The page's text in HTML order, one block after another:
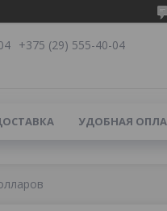
+375 (29) 555-40-04
УДОБНАЯ